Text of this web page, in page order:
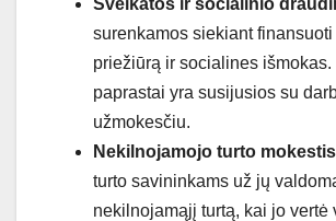
surenkamos siekiant
priežiūrą ir socialines
paprastai yra susijusios su
užmokesčiu.
Nekilnojamojo turto mokestis
turto savininkams už jų
nekilnojamąjį turtą, kai jo vertė